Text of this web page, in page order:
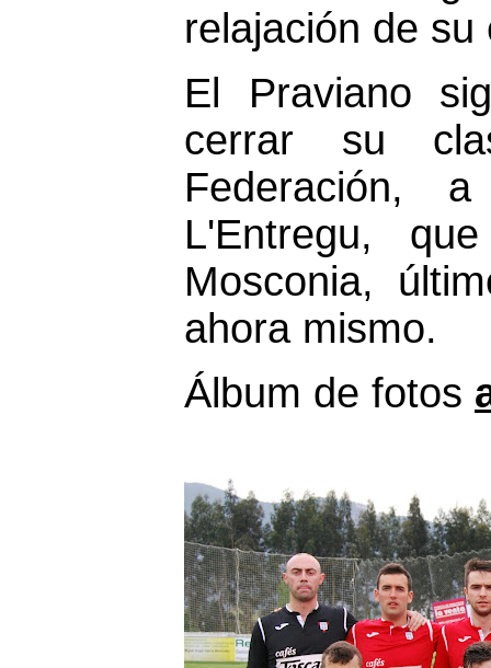
relajación de
El Praviano
cerrar su
Federación,
L'Entregu,
Mosconia,
ahora mismo.
Álbum de fotos